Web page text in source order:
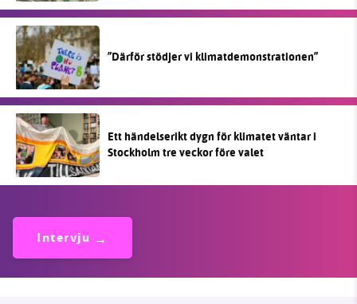
”Därför stödjer vi klimatdemonstrationen”
Ett händelserikt dygn för klimatet väntar i
Stockholm tre veckor före valet
Intervju